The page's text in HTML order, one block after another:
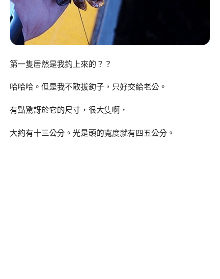
第一隻居然是我釣上來的？？
哈哈哈。但是我不敢拔鉤子，只好交給老公。
有點驚訝於它的尺寸，很大隻啊，
大約有十三公分。光是頭的寬度就有四五公分。